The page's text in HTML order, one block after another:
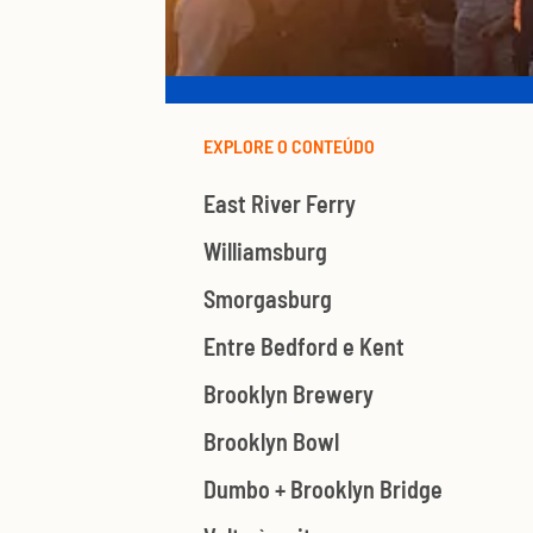
EXPLORE O CONTEÚDO
East River Ferry
Williamsburg
Smorgasburg
Entre Bedford e Kent
Brooklyn Brewery
Brooklyn Bowl
Dumbo + Brooklyn Bridge